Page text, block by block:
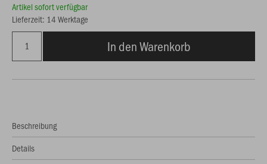
Artikel sofort verfügbar
Lieferzeit: 14 Werktage
In den Warenkorb
Beschreibung
Details